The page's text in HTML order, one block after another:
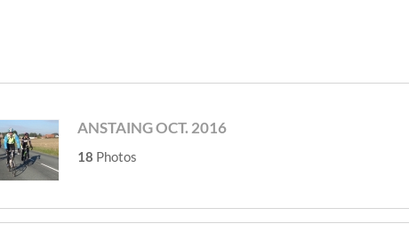
ANSTAING OCT. 2016
18 Photos